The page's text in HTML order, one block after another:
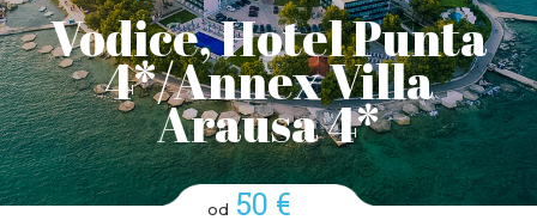
Vodice, Hotel Punta
4*/Annex Villa
Arausa 4*
od 50 €